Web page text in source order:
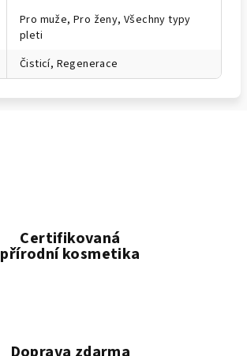
Certifikovaná
přírodní kosmetika
Pro muže, Pro ženy, Všechny typy
pleti
Čisticí, Regenerace